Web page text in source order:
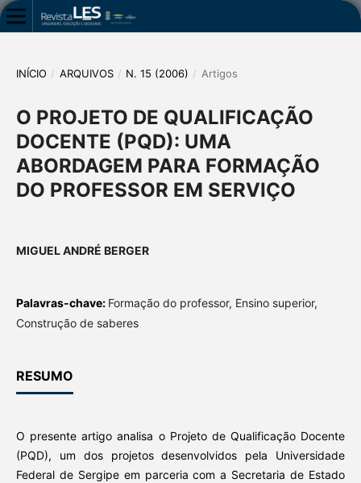
INÍCIO / ARQUIVOS / N. 15 (2006) / Artigos
O PROJETO DE QUALIFICAÇÃO
DOCENTE (PQD): UMA
ABORDAGEM PARA FORMAÇÃO
DO PROFESSOR EM SERVIÇO
MIGUEL ANDRÉ BERGER
Palavras-chave: Formação do professor, Ensino superior,
Construção de saberes
RESUMO
O presente artigo analisa o Projeto de Qualificação Docente
(PQD), um dos projetos desenvolvidos pela Universidade
Federal de Sergipe em parceria com a Secretaria de Estado